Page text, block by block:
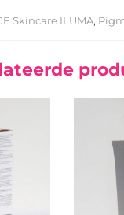
Skincare ILUMA,